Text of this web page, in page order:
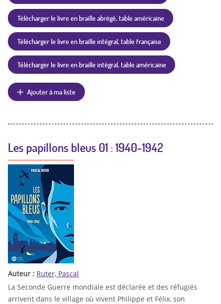
Télécharger le livre en braille abrégé, table américaine
Télécharger le livre en braille intégral, table française
Télécharger le livre en braille intégral, table américaine
Ajouter à ma liste
Les papillons bleus 01 : 1940-1942
Auteur : Ruter, Pascal
La Seconde Guerre mondiale est déclarée et des réfugiés
arrivent dans le village où vivent Philippe et Félix, son